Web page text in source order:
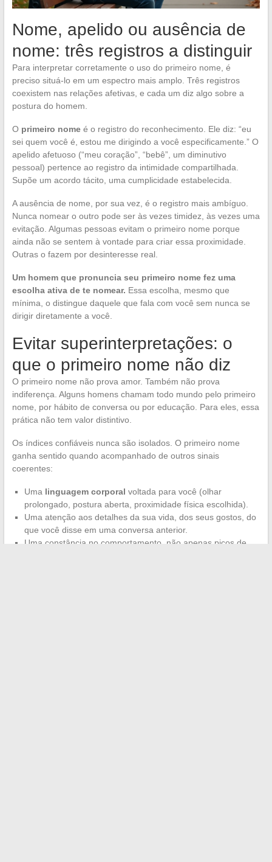
Nome, apelido ou ausência de
nome: três registros a distinguir
Para interpretar corretamente o uso do primeiro nome, é
preciso situá-lo em um espectro mais amplo. Três registros
coexistem nas relações afetivas, e cada um diz algo sobre a
postura do homem.
O primeiro nomeé o registro do reconhecimento. Ele diz: “eu
sei quem você é, estou me dirigindo a você especificamente.” O
apelido afetuoso (“meu coração”, “bebê”, um diminutivo
pessoal) pertence ao registro da intimidade compartilhada.
Supõe um acordo tácito, uma cumplicidade estabelecida.
A ausência de nome, por sua vez, é o registro mais ambíguo.
Nunca nomear o outro pode ser às vezes timidez, às vezes uma
evitação. Algumas pessoas evitam o primeiro nome porque
ainda não se sentem à vontade para criar essa proximidade.
Outras o fazem por desinteresse real.
Um homem que pronuncia seu primeiro nome fez uma
escolha ativa de te nomear. Essa escolha, mesmo que
mínima, o distingue daquele que fala com você sem nunca se
dirigir diretamente a você.
Evitar superinterpretações: o
que o primeiro nome não diz
O primeiro nome não prova amor. Também não prova
indiferença. Alguns homens chamam todo mundo pelo primeiro
nome, por hábito de conversa ou por educação. Para eles, essa
prática não tem valor distintivo.
Os índices confiáveis nunca são isolados. O primeiro nome
ganha sentido quando acompanhado de outros sinais
coerentes:
Uma linguagem corporal voltada para você (olhar
prolongado, postura aberta, proximidade física escolhida).
Uma atenção aos detalhes da sua vida, dos seus gostos, do
que você disse em uma conversa anterior.
Uma constância no comportamento, não apenas picos de